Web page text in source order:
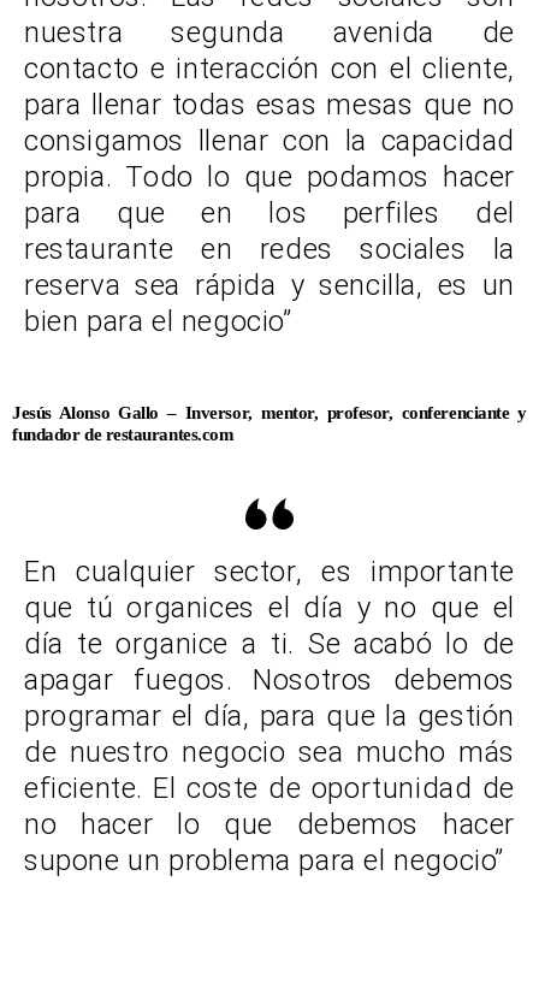
nuestra segunda avenida de
contacto e interacción con el cliente,
para llenar todas esas mesas que no
consigamos llenar con la capacidad
propia. Todo lo que podamos hacer
para que en los perfiles del
restaurante en redes sociales la
reserva sea rápida y sencilla, es un
bien para el negocio”
Jesús Alonso Gallo – Inversor, mentor, profesor, conferenciante y
fundador de restaurantes.com
En cualquier sector, es importante
que tú organices el día y no que el
día te organice a ti. Se acabó lo de
apagar fuegos. Nosotros debemos
programar el día, para que la gestión
de nuestro negocio sea mucho más
eficiente. El coste de oportunidad de
no hacer lo que debemos hacer
supone un problema para el negocio”